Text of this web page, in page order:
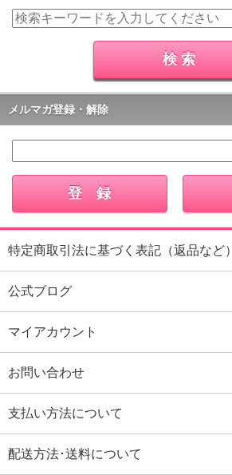
メルマガ登録・解除
特定商取引法に基づく表記（返品など）
公式ブログ
マイアカウント
お問い合わせ
支払い方法について
配送方法･送料について